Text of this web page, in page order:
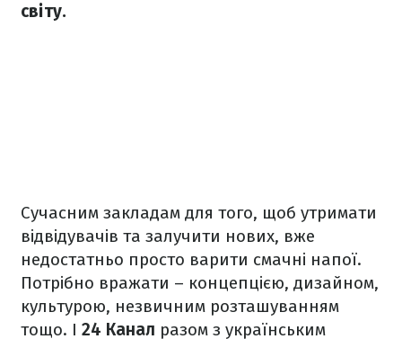
світу.
Сучасним закладам для того, щоб утримати
відвідувачів та залучити нових, вже
недостатньо просто варити смачні напої.
Потрібно вражати – концепцією, дизайном,
культурою, незвичним розташуванням
тощо. І 24 Канал разом з українським